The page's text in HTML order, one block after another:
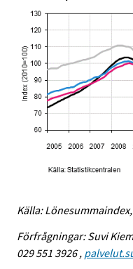
Källa:
Förfrågningar: Suvi
029 551 3926 ,